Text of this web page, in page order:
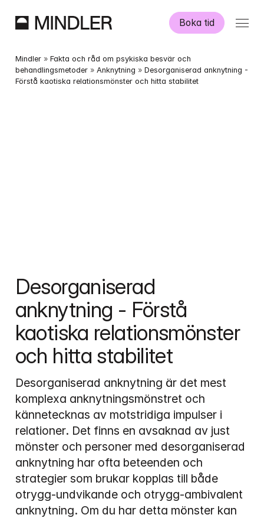
Boka tid
Våra psykologer
Mindler » Fakta och råd om psykiska besvär och
behandlingsmetoder » Anknytning » Desorganiserad anknytning -
Förstå kaotiska relationsmönster och hitta stabilitet
Desorganiserad
anknytning - Förstå
kaotiska relationsmönster
och hitta stabilitet
Desorganiserad anknytning är det mest
komplexa anknytningsmönstret och
kännetecknas av motstridiga impulser i
relationer. Det finns en avsaknad av just
mönster och personer med desorganiserad
anknytning har ofta beteenden och
strategier som brukar kopplas till både
otrygg-undvikande och otrygg-ambivalent
anknytning. Om du har detta mönster kan